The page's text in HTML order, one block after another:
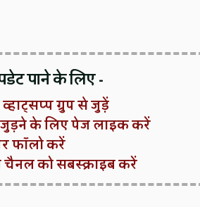
पाने के लिए -
ग्रुप से जुड़ें
के लिए पेज लाइक करें
फॉलो करें
चैनल को सबस्क्राइब करें